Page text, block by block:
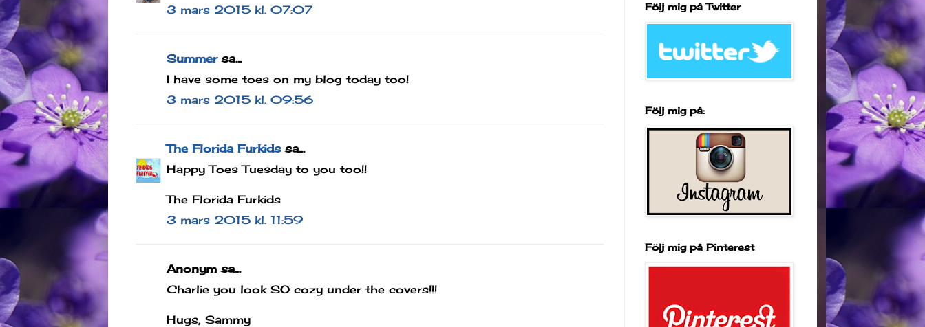
3 mars 2015 kl. 07:07
Summersa...
I have some toes on my blog today too!
3 mars 2015 kl. 09:56
The Florida Furkids sa...
Happy Toes Tuesday to you too!!
The Florida Furkids
3 mars 2015 kl. 11:59
Anonym sa...
Charlie you look SO cozy under the covers!!!
Hugs, Sammy
Följ mig på Twitter
Följ mig på:
Följ mig på Pinterest